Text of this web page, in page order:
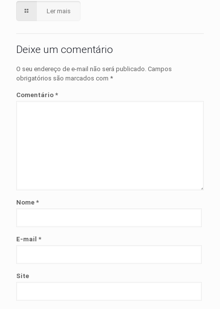
Ler mais
Deixe um comentário
O seu endereço de e-mail não será publicado. Campos
obrigatórios são marcados com *
Comentário *
Nome *
E-mail *
Site